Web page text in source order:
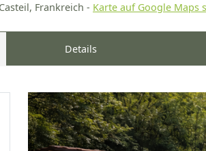
Frankreich - Karte auf Google Maps
Details